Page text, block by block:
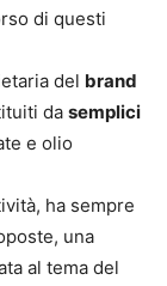
di questi
del brand
da semplici
e olio
ha sempre
una
al tema del